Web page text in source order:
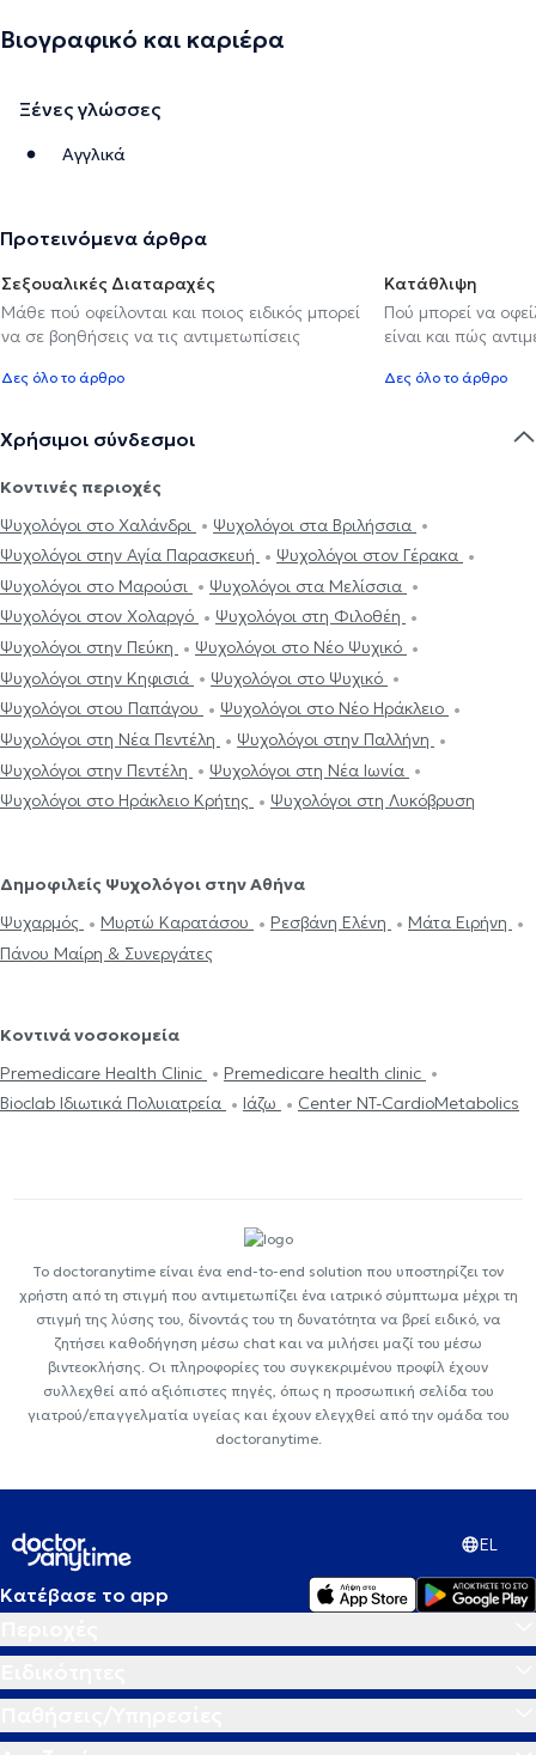
Βιογραφικό και καριέρα
Ξένες γλώσσες
Αγγλικά
Προτεινόμενα άρθρα
Σεξουαλικές Διαταραχές
Μάθε πού οφείλονται και ποιος ειδικός μπορεί
να σε βοηθήσεις να τις αντιμετωπίσεις
Δες όλο το άρθρο
Κατάθλιψη
Πού μπορεί να
είναι και πώς
Δες όλο το άρθρο
Χρήσιμοι σύνδεσμοι
Κοντινές περιοχές
Ψυχολόγοι στο Χαλάνδρι
Ψυχολόγοι στα Βριλήσσια
Ψυχολόγοι στην Αγία Παρασκευή
Ψυχολόγοι στον Γέρακα
Ψυχολόγοι στο Μαρούσι
Ψυχολόγοι στα Μελίσσια
Ψυχολόγοι στον Χολαργό
Ψυχολόγοι στη Φιλοθέη
Ψυχολόγοι στην Πεύκη
Ψυχολόγοι στο Νέο Ψυχικό
Ψυχολόγοι στην Κηφισιά
Ψυχολόγοι στο Ψυχικό
Ψυχολόγοι στου Παπάγου
Ψυχολόγοι στο Νέο Ηράκλειο
Ψυχολόγοι στη Νέα Πεντέλη
Ψυχολόγοι στην Παλλήνη
Ψυχολόγοι στην Πεντέλη
Ψυχολόγοι στη Νέα Ιωνία
Ψυχολόγοι στο Ηράκλειο Κρήτης
Ψυχολόγοι στη Λυκόβρυση
Δημοφιλείς Ψυχολόγοι στην Αθήνα
Ψυχαρμός
Μυρτώ Καρατάσου Ρεσβάνη Ελένη
Μάτα Ειρήνη
Πάνου Μαίρη & Συνεργάτες
Κοντινά νοσοκομεία
Premedicare Health Clinic
Premedicare health clinic
Bioclab Ιδιωτικά Πολυιατρεία
Ιάζω Center NT-CardioMetabolics
Το doctoranytime είναι ένα end-to-end solution που υποστηρίζει τον
χρήστη από τη στιγμή που αντιμετωπίζει ένα ιατρικό σύμπτωμα μέχρι τη
στιγμή της λύσης του, δίνοντάς του τη δυνατότητα να βρεί ειδικό, να
ζητήσει καθοδήγηση μέσω chat και να μιλήσει μαζί του μέσω
βιντεοκλήσης. Οι πληροφορίες του συγκεκριμένου προφίλ έχουν
συλλεχθεί από αξιόπιστες πηγές, όπως η προσωπική σελίδα του
γιατρού/επαγγελματία υγείας και έχουν ελεγχθεί από την ομάδα του
doctoranytime.
EL
Κατέβασε το app